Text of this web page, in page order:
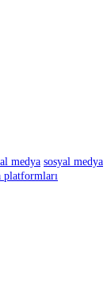
medya sosyal medya
platformları